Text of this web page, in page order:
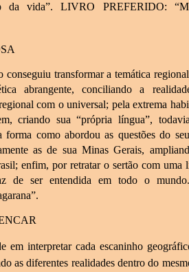
da vida”. LIVRO PREFERIDO:
conseguiu transformar a temática
abrangente, conciliando a
com o universal; pela extrema
criando sua “própria língua”,
forma como abordou as questões do
as de sua Minas Gerais,
enfim, por retratar o sertão com uma
de ser entendida em todo o
em interpretar cada escaninho
as diferentes realidades dentro do